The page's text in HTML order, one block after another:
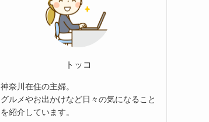
トッコ
神奈川在住の主婦。
グルメやお出かけなど日々の気になること
を紹介しています。